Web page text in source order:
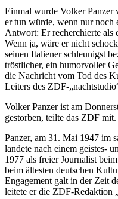
Einmal wurde Volker Panzer
er tun würde, wenn nur noch
Antwort: Er recherchierte als
Wenn ja, wäre er nicht
seinen Italiener schleunigst
tröstlicher, ein humorvoller
die Nachricht vom Tod des
Leiters des ZDF-
Volker Panzer ist am
gestorben, teilte das ZDF mit.
Panzer, am 31. Mai 1947 im
landete nach einem geistes-
1977 als freier Journalist
beim ältesten deutschen
Engagement galt in der Zeit
leitete er die ZDF-Redaktion